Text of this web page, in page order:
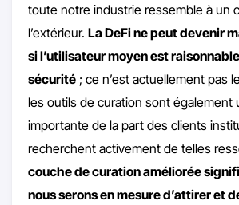
toute notre industrie ressemble à un
l’extérieur. La DeFi ne peut devenir
si l’utilisateur moyen est
sécurité ; ce n’est actuellement pas
les outils de curation sont également
importante de la part des clients
recherchent activement de telles
couche de curation améliorée
nous serons en mesure d’attirer et